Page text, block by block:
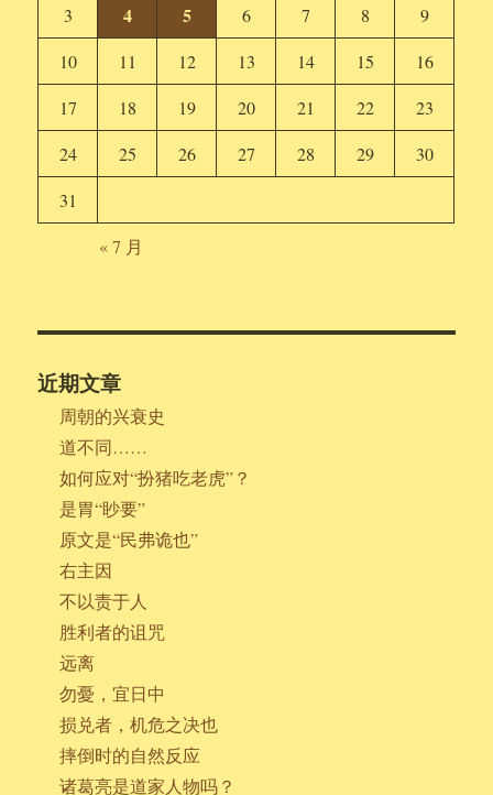
3 4 5 6 7 8
9
10
11 12 13 14 15
16
17
18 19 20 21 22
23
24
25 26 27 28 29
30
31
« 7 月
近期文章
周朝的兴衰史
道不同……
如何应对“扮猪吃老虎”？
是胃“眇要”
原文是“民弗诡也”
右主因
不以责于人
胜利者的诅咒
远离
勿憂，宜日中
损兑者，机危之决也
摔倒时的自然反应
诸葛亮是道家人物吗？